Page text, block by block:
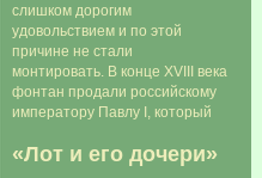
слишком дорогим
удовольствием и по этой
причине не стали
монтировать. В конце XVIII века
фонтан продали российскому
императору Павлу I, который
«Лот и его дочери»